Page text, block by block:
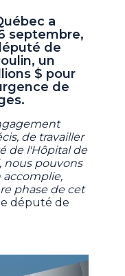
a
septembre,
de
un
$ pour
de
de travailler
de l'Hôpital de
nous pouvons
accomplie,
phase de cet
député de